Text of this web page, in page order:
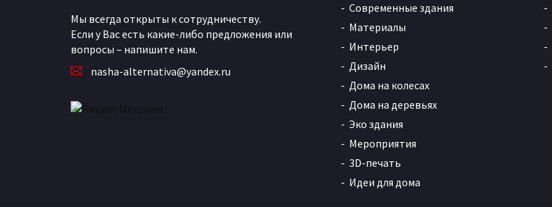
Мы всегда открыты к сотрудничеству.
Если у Вас есть какие-либо предложения или
вопросы – напишите нам.
nasha-alternativa@yandex.ru
Современные здания
Материалы
Интерьер
Дизайн
Дома на колесах
Дома на деревьях
Эко здания
Мероприятия
3D-печать
Идеи для дома